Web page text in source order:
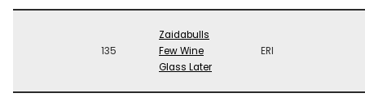
135
Zaidabulls
Few Wine
Glass Later
ERI